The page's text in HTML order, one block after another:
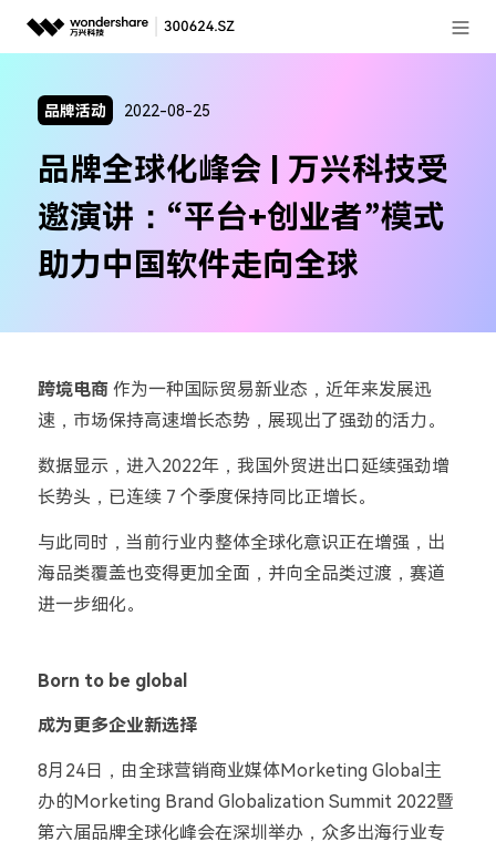
AIGC数字创意
实用工具
关于万兴
客服热线： 4000-300624
品牌活动 2022-08-25
品牌全球化峰会 | 万兴科技受
邀演讲：“平台+创业者”模式
助力中国软件走向全球
跨境电商 作为一种国际贸易新业态，近年来发展迅
速，市场保持高速增长态势，展现出了强劲的活力。
数据显示，进入2022年，我国外贸进出口延续强劲增
长势头，已连续 7 个季度保持同比正增长。
与此同时，当前行业内整体全球化意识正在增强，出
海品类覆盖也变得更加全面，并向全品类过渡，赛道
进一步细化。
Born to be global
成为更多企业新选择
8月24日，由全球营销商业媒体Morketing Global主
办的Morketing Brand Globalization Summit 2022暨
第六届品牌全球化峰会在深圳举办，众多出海行业专